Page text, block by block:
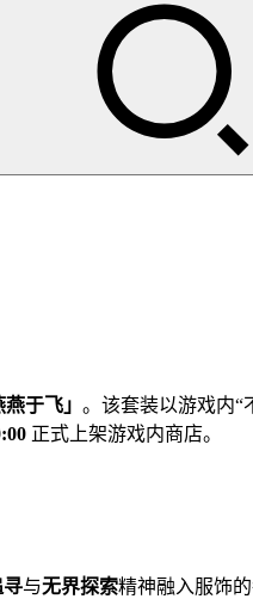
燕于飞」 。该套装以游戏内“
正式上架游戏内商店。
寻与无界探索精神融入服饰的